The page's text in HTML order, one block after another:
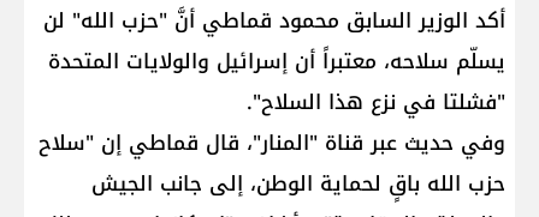
أكد الوزير السابق محمود قماطي أنَّ "حزب الله" لن
يسلّم سلاحه، معتبراً أن إسرائيل والولايات المتحدة
"فشلتا في نزع هذا السلاح".
وفي حديث عبر قناة "المنار"، قال قماطي إن "سلاح
حزب الله باقٍ لحماية الوطن، إلى جانب الجيش